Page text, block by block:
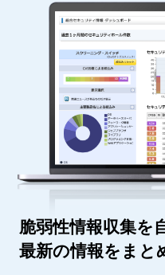
脆弱性情報収集を
最新の情報をまと